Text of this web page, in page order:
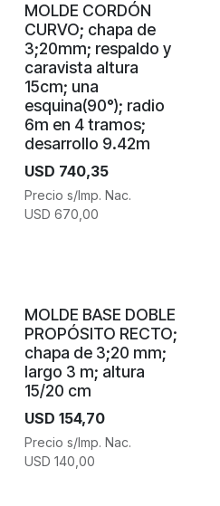
MOLDE CORDÓN
CURVO; chapa de
3;20mm; respaldo y
caravista altura
15cm; una
esquina(90°); radio
6m en 4 tramos;
desarrollo 9.42m
USD 740,35
Precio s/Imp. Nac.
USD 670,00
MOLDE BASE DOBLE
PROPÓSITO RECTO;
chapa de 3;20 mm;
largo 3 m; altura
15/20 cm
USD 154,70
Precio s/Imp. Nac.
USD 140,00